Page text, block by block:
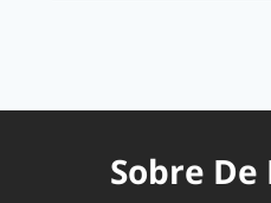
Sobre De